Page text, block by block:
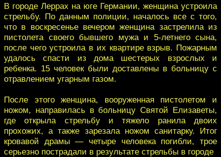
В городе Леррах на юге Германии, женщина устроила
стрельбу. По данным полиции, началось все с того,
что в воскресенье вечером женщина застрелила из
пистолета своего бывшего мужа и 5-летнего сына,
после чего устроила в их квартире взрыв. Пожарным
удалось спасти из дома шестерых взрослых и
ребенка. 15 человек были доставлены в больницу с
отравлением угарным газом.
После этого женщина, вооруженная пистолетом и
ножом, направилась в больницу Святой Елизаветы,
где открыла стрельбу и тяжело ранила двоих
прохожих, а также зарезала ножом санитарку. Итог
кровавой драмы — четыре человека погибли, трое
серьезно пострадали в результате стрельбы в городе